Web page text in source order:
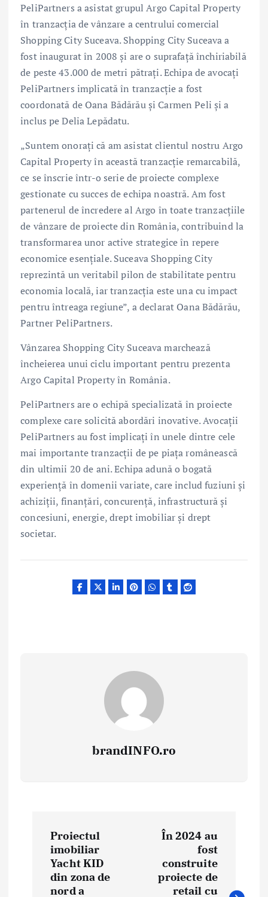
PeliPartners a asistat grupul Argo Capital Property
în tranzacția de vânzare a centrului comercial
Shopping City Suceava. Shopping City Suceava a
fost inaugurat în 2008 și are o suprafață închiriabilă
de peste 43.000 de metri pătrați. Echipa de avocați
PeliPartners implicată în tranzacție a fost
coordonată de Oana Bădărău și Carmen Peli și a
inclus pe Delia Lepădatu.
„Suntem onorați că am asistat clientul nostru Argo
Capital Property în această tranzacție remarcabilă,
ce se înscrie într-o serie de proiecte complexe
gestionate cu succes de echipa noastră. Am fost
partenerul de încredere al Argo în toate tranzacțiile
de vânzare de proiecte din România, contribuind la
transformarea unor active strategice în repere
economice esențiale. Suceava Shopping City
reprezintă un veritabil pilon de stabilitate pentru
economia locală, iar tranzacția este una cu impact
pentru întreaga regiune”, a declarat Oana Bădărău,
Partner PeliPartners.
Vânzarea Shopping City Suceava marchează
încheierea unui ciclu important pentru prezenta
Argo Capital Property în România.
PeliPartners are o echipă specializată în proiecte
complexe care solicită abordări inovative. Avocații
PeliPartners au fost implicați în unele dintre cele
mai importante tranzacții de pe piața românească
din ultimii 20 de ani. Echipa adună o bogată
experiență în domenii variate, care includ fuziuni și
achiziții, finanțări, concurență, infrastructură și
concesiuni, energie, drept imobiliar și drept
societar.
brandINFO.ro
Proiectul
imobiliar
Yacht KID
din zona de
nord a
În 2024 au
fost
construite
proiecte de
retail cu